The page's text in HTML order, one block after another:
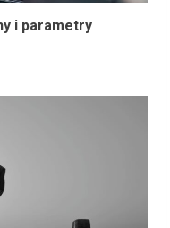
i parametry